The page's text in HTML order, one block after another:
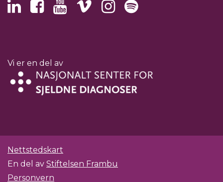
Vi er en del av
Nettstedskart
En del av Stiftelsen Frambu
Personvern